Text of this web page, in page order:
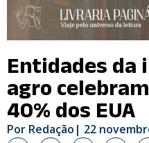
Entidades da
agro
40% dos EUA
Por Redação | 22